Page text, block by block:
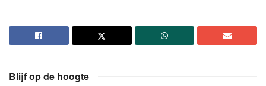
Blijf op de hoogte